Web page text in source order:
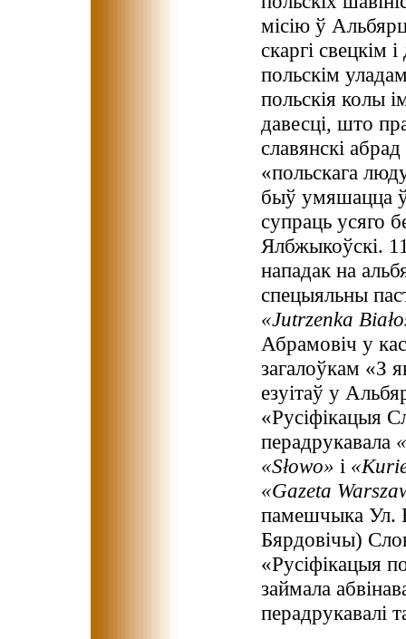
мiсiю ў
скаргі свецкім
польскiм
польскiя колы
давесцi, што
славянскi
«польскага
быў умяшацца ў
супраць усяго
Ялбжыкоўскі.
нападак на
спецыяльны
«Jutrzenka
Абрамовіч у
загалоўкам «З
езуітаў у
«Русіфікацыя
перадрукавала
«Słowo» і
«Gazeta
памешчыка Ул.
Бярдовічы)
«Русіфікацыя
займала
перадрукавалі